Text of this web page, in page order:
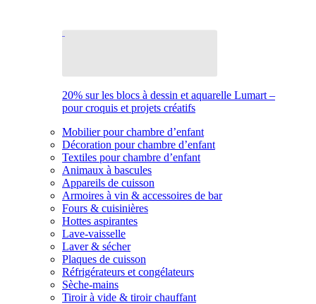
20% sur les blocs à dessin et aquarelle Lumart –
pour croquis et projets créatifs
Mobilier pour chambre d’enfant
Décoration pour chambre d’enfant
Textiles pour chambre d’enfant
Animaux à bascules
Appareils de cuisson
Armoires à vin & accessoires de bar
Fours & cuisinières
Hottes aspirantes
Lave-vaisselle
Laver & sécher
Plaques de cuisson
Réfrigérateurs et congélateurs
Sèche-mains
Tiroir à vide & tiroir chauffant